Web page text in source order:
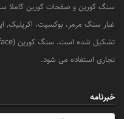
سنگ کورین و صفحات کورین کاملا
غبار سنگ مرمر، بوکسیت، اکریلیک,
تجاری استفاده می شود.
خبرنامه